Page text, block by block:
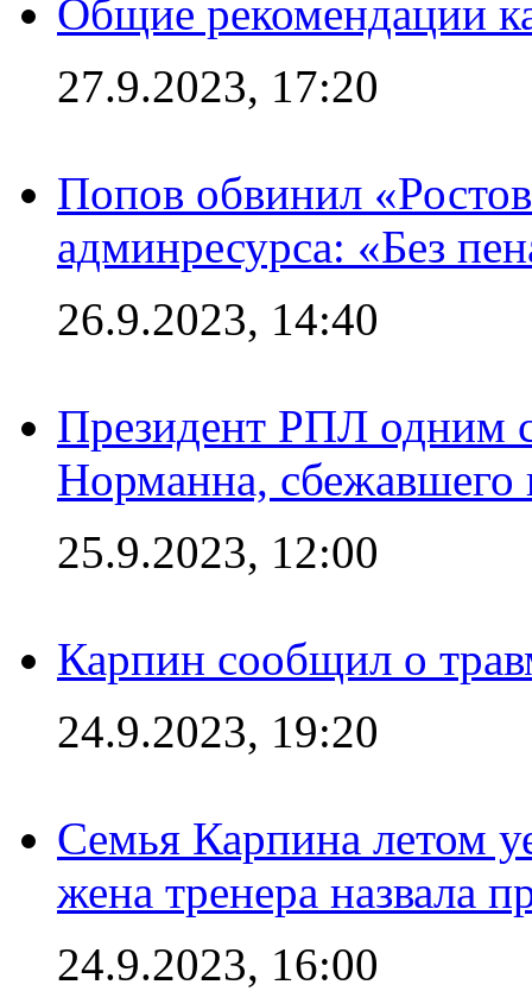
Общие рекомендации
27.9.2023, 17:20
Попов обвинил
админресурса: «Без
26.9.2023, 14:40
Президент РПЛ одним
Норманна, сбежавшего
25.9.2023, 12:00
Карпин сообщил о
24.9.2023, 19:20
Семья Карпина летом
жена тренера назвала
24.9.2023, 16:00